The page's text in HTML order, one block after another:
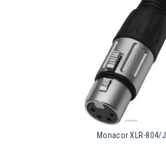
Monacor XLR-804/J